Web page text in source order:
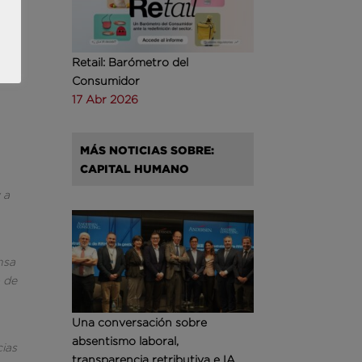
a
de
Retail: Barómetro del
Consumidor
17 Abr 2026
MÁS NOTICIAS SOBRE:
CAPITAL HUMANO
Una conversación sobre
absentismo laboral,
transparencia retributiva e IA